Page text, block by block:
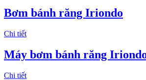
Bơm bánh răng Iriondo
Chi tiết
Máy bơm bánh răng
Chi tiết